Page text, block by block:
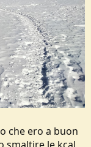
che ero a buon